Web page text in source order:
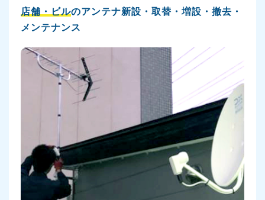
店舗・ビルのアンテナ新設・取替・増設・撤去・
メンテナンス